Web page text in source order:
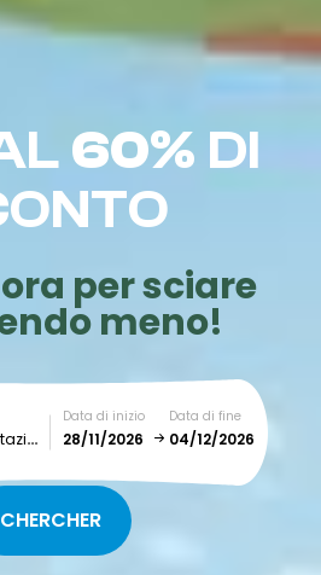
60% DI
per sciare
meno!
Scegliere la propria stazione
Data di inizio Data di fine